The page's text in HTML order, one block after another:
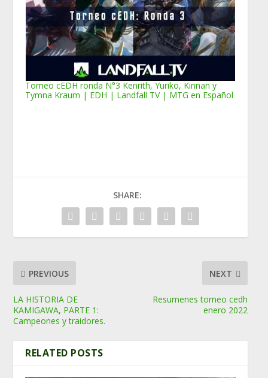
Torneo cEDH ronda N°3 Kenrith, Yuriko, Kinnan y
Tymna Kraum | EDH | Landfall TV | MTG en Español
SHARE:
PREVIOUS
LA HISTORIA DE
KAMIGAWA, PARTE 1:
Campeones y traidores.
NEXT
Resumenes torneo cedh
enero 2022
RELATED POSTS